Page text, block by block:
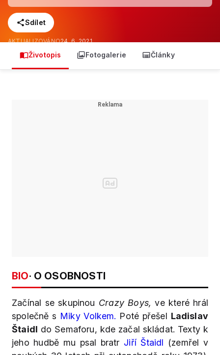
Sdílet
AKTUALIZOVÁNO24. 6. 2021
Životopis Fotogalerie Články
BIO· O OSOBNOSTI
Začínal se skupinou Crazy Boys, ve které hrál
společně s Miky Volkem. Poté přešel Ladislav
Štaidl do Semaforu, kde začal skládat. Texty k
jeho hudbě mu psal bratr Jiří Štaidl (zemřel v